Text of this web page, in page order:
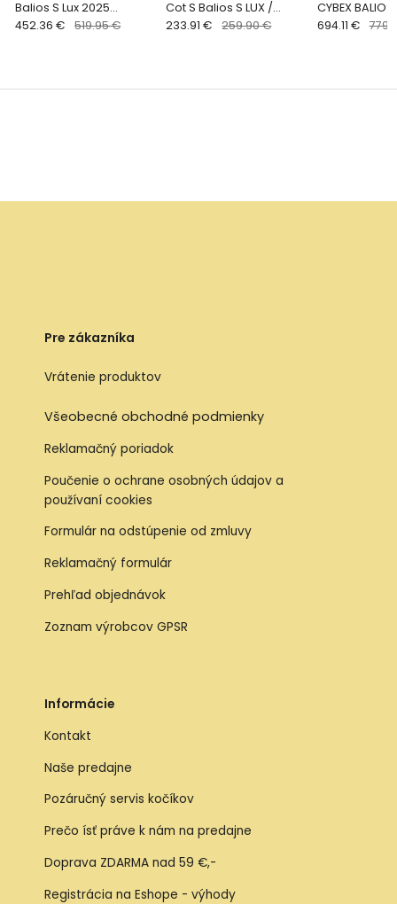
Balios S Lux 2025
ALMOND BEIGE
452.36 € 519.95 €
Cot S Balios S LUX /
Talos S LUX - MOON
233.91 € 259.90 €
CYBEX
STORMY BLUE
694.11 €
Pre zákazníka
Vrátenie produktov
Všeobecné obchodné podmienky
Reklamačný poriadok
Poučenie o ochrane osobných údajov a
používaní cookies
Formulár na odstúpenie od zmluvy
Reklamačný formulár
Prehľad objednávok
Zoznam výrobcov GPSR
Informácie
Kontakt
Naše predajne
Pozáručný servis kočíkov
Prečo ísť práve k nám na predajne
Doprava ZDARMA nad 59 €,-
Registrácia na Eshope - výhody